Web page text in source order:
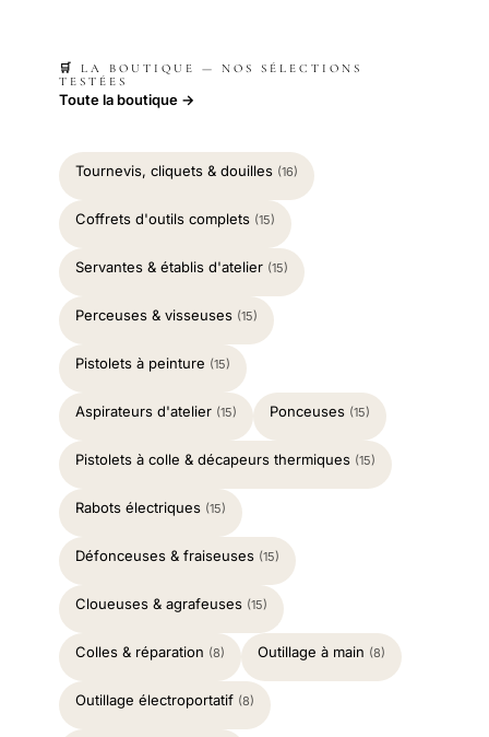
🛒 LA BOUTIQUE — NOS SÉLECTIONS
TESTÉES
Toute la boutique →
Tournevis, cliquets & douilles (16)
Coffrets d'outils complets (15)
Servantes & établis d'atelier (15)
Perceuses & visseuses (15)
Pistolets à peinture (15)
Aspirateurs d'atelier (15) Ponceuses (15)
Pistolets à colle & décapeurs thermiques (15)
Rabots électriques (15)
Défonceuses & fraiseuses (15)
Cloueuses & agrafeuses (15)
Colles & réparation (8) Outillage à main (8)
Outillage électroportatif (8)